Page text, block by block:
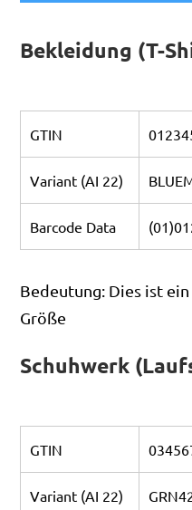
Bekleidung (T-
GTIN
Variant (AI 22)
Barcode Data
Bedeutung: Dies ist
Größe
Schuhwerk
GTIN
Variant (AI 22)